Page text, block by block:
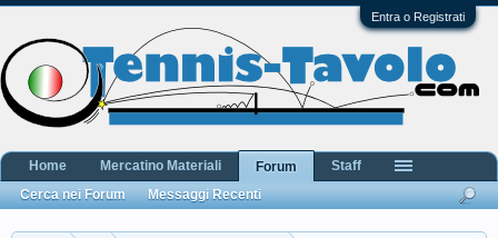
Entra o Registrati
Home Mercatino Materiali
Forum
Cerca nei Forum
Messaggi Recenti
Staff